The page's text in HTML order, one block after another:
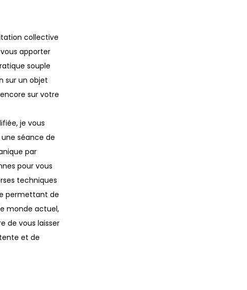
collective
apporter
souple
sur un objet
sur votre
je vous
séance de
par
pour vous
techniques
permettant de
monde actuel,
de vous laisser
et de